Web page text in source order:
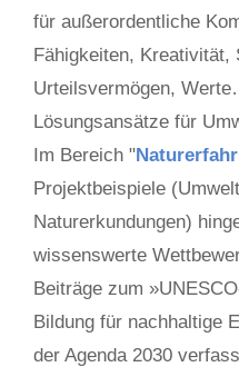
für außerordentliche
Fähigkeiten, Kreativität,
Urteilsvermögen,
Lösungsansätze für
Im Bereich "
Projektbeispiele
Naturerkundungen)
wissenswerte
Beiträge zum
Bildung für nachhaltige
der Agenda 2030